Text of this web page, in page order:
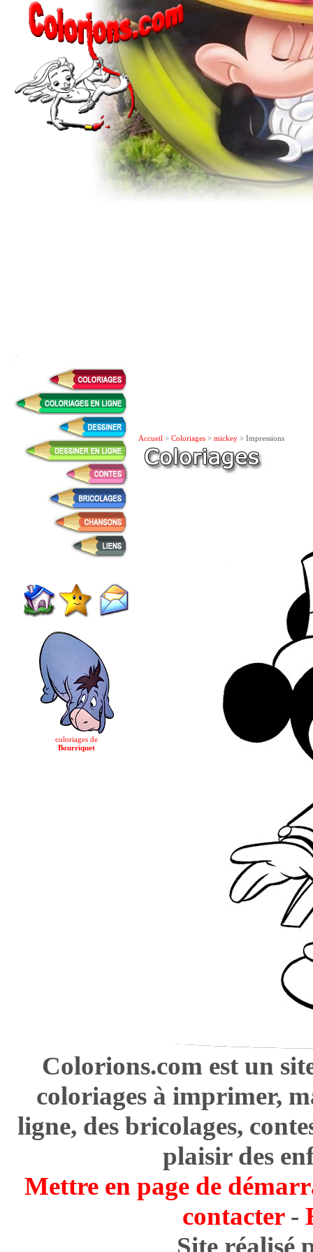
coloriages de
Bourriquet
Accueil > Coloriages > mickey > Impressions
Colorions.com est un
coloriages à imprimer,
ligne, des bricolages,
plaisir des
Mettre en page de
contacter-
Site réalisé